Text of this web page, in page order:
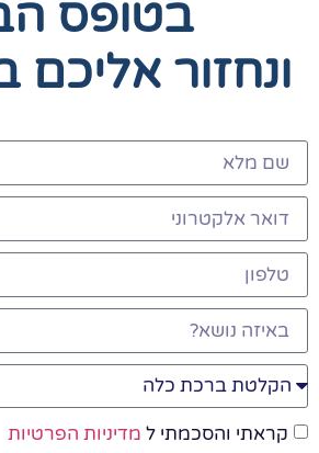
בטופס
ונחזור
קראתי והסכמתי ל מדיניות הפרטיות